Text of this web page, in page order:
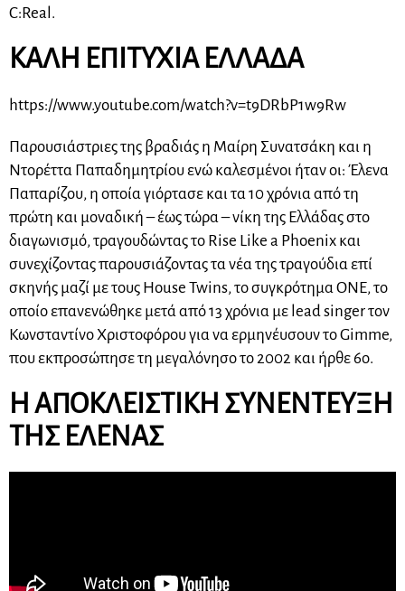
C:Real.
KAΛΗ ΕΠΙΤΥΧΙΑ ΕΛΛΑΔΑ
https://www.youtube.com/watch?v=t9DRbP1w9Rw
Παρουσιάστριες της βραδιάς η Μαίρη Συνατσάκη και η
Ντορέττα Παπαδημητρίου ενώ καλεσμένοι ήταν οι: Έλενα
Παπαρίζου, η οποία γιόρτασε και τα 10 χρόνια από τη
πρώτη και μοναδική – έως τώρα – νίκη της Ελλάδας στο
διαγωνισμό, τραγουδώντας το Rise Like a Phoenix και
συνεχίζοντας παρουσιάζοντας τα νέα της τραγούδια επί
σκηνής μαζί με τους House Twins, το συγκρότημα ONE, το
οποίο επανενώθηκε μετά από 13 χρόνια με lead singer τον
Κωνσταντίνο Χριστοφόρου για να ερμηνέυσουν το Gimme,
που εκπροσώπησε τη μεγαλόνησο το 2002 και ήρθε 6ο.
Η ΑΠΟΚΛΕΙΣΤΙΚΗ ΣΥΝΕΝΤΕΥΞΗ
ΤΗΣ ΕΛΕΝΑΣ